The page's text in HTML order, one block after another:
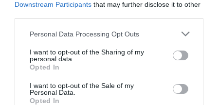
Downstream Participants that may further disclose it to other
Personal Data Processing Opt Outs
I want to opt-out of the Sharing of my
personal data.
Opted In
I want to opt-out of the Sale of my
Personal Data.
Opted In
Christine
Septiembre 2011
3.8
Personnel totalement désimpliqué, désagréable, pas de climatisation, hôtel
très vieillot, des chiens en meute hurlent une grande partie de la nuit. Seul
déconseiller.